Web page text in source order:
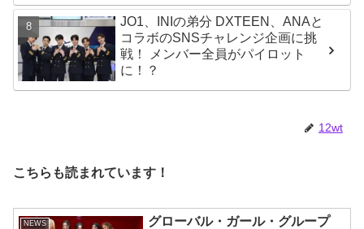
に爆笑
JO1、INIの弟分 DXTEEN、ANAと
コラボのSNSチャレンジ企画に挑
戦！ メンバー全員がパイロット
に！？
12wt
こちらも読まれています！
NEWS
グローバル・ガール・グループ